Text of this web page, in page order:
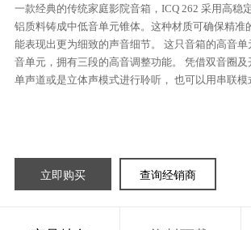
一款经典的传统家庭影院音箱，ICQ 262 采用高稳
铝质料铸成中低音单元锥体。这种材质可确保精准
能表现出更为细致的声音细节。 这只音箱的高音单
音单元，拥有三段的高音调整功能。 凭借双音圈及
单声道或是立体声模式进行聆听， 也可以用串联模
立即购买 查询经销商